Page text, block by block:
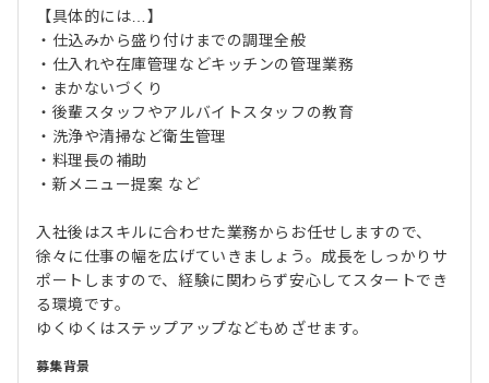
【具体的には…】
・仕込みから盛り付けまでの調理全般
・仕入れや在庫管理などキッチンの管理業務
・まかないづくり
・後輩スタッフやアルバイトスタッフの教育
・洗浄や清掃など衛生管理
・料理長の補助
・新メニュー提案 など
入社後はスキルに合わせた業務からお任せしますので、
徐々に仕事の幅を広げていきましょう。成長をしっかりサ
ポートしますので、経験に関わらず安心してスタートでき
る環境です。
ゆくゆくはステップアップなどもめざせます。
募集背景